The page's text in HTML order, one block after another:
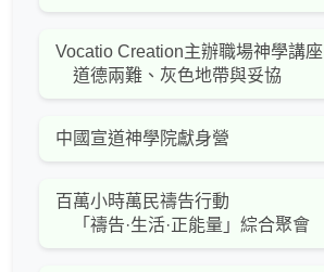
Vocatio Creation主辦職場神學講座
道德兩難、灰色地帶與妥協
中國宣道神學院獻身營
百萬小時萬民禱告行動
「禱告·生活·正能量」綜合聚會